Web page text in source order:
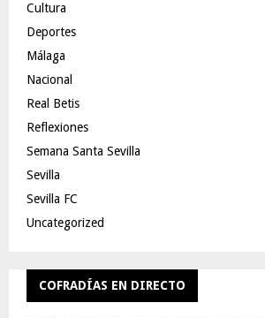
Cultura
Deportes
Málaga
Nacional
Real Betis
Reflexiones
Semana Santa Sevilla
Sevilla
Sevilla FC
Uncategorized
COFRADÍAS EN DIRECTO